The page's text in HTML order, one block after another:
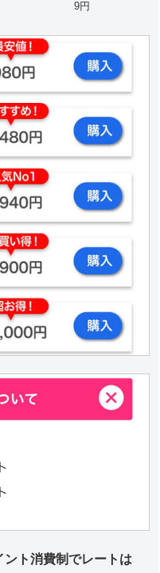
9円
ント消費制でレートは